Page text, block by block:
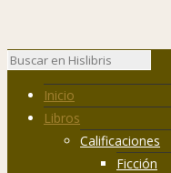
Inicio
Libros
Calificaciones
Ficción